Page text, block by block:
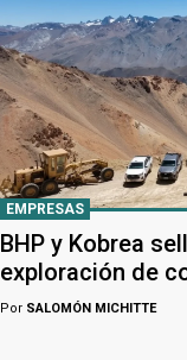
EMPRESAS
BHP y Kobrea
exploración de
Por SALOMÓN MICHITTE